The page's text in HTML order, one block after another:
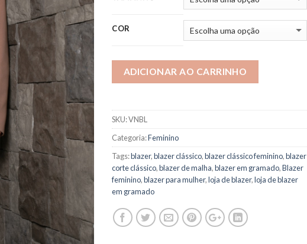
COR
ADICIONAR AO CARRINHO
SKU:VNBL
Categoria:Feminino
Tags:blazer,blazer clássico,blazer clássico feminino,blazer
corte clássico,blazer de malha,blazer em gramado,Blazer
feminino,blazer para mulher,loja de blazer,loja de blazer
em gramado